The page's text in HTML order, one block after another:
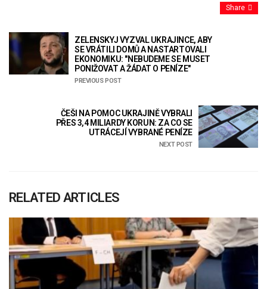
Share
ZELENSKYJ VYZVAL UKRAJINCE, ABY
SE VRÁTILI DOMŮ A NASTARTOVALI
EKONOMIKU: "NEBUDEME SE MUSET
PONIŽOVAT A ŽÁDAT O PENÍZE"
PREVIOUS POST
ČEŠI NA POMOC UKRAJINĚ VYBRALI
PŘES 3,4 MILIARDY KORUN: ZA CO SE
UTRÁCEJÍ VYBRANÉ PENÍZE
NEXT POST
RELATED ARTICLES